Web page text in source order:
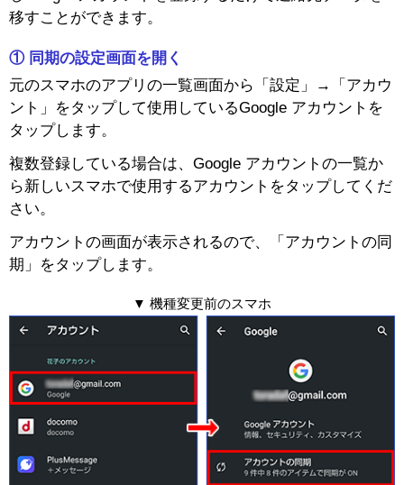
移すことができます。
① 同期の設定画面を開く
元のスマホのアプリの一覧画面から「設定」→「アカウ
ント」をタップして使用しているGoogle アカウントを
タップします。
複数登録している場合は、Google アカウントの一覧か
ら新しいスマホで使用するアカウントをタップしてくだ
さい。
アカウントの画面が表示されるので、「アカウントの同
期」をタップします。
▼ 機種変更前のスマホ